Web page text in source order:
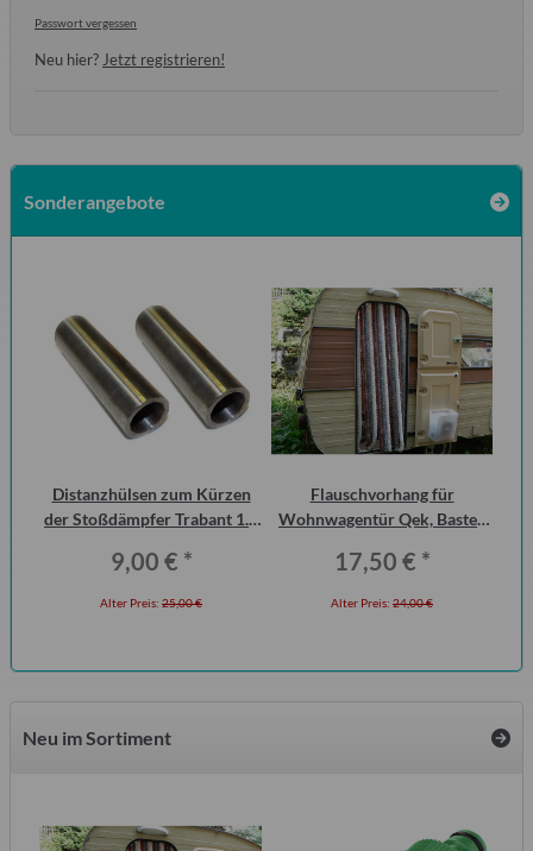
Passwort vergessen
Neu hier? Jetzt registrieren!
Sonderangebote
Distanzhülsen zum Kürzen
der Stoßdämpfer Trabant 1.1
9,00 € *
Alter Preis: 25,00 €
Flauschvorhang für
Wohnwagentür Qek, Bastei,
17,50 € *
Alter Preis: 24,00 €
Neu im Sortiment